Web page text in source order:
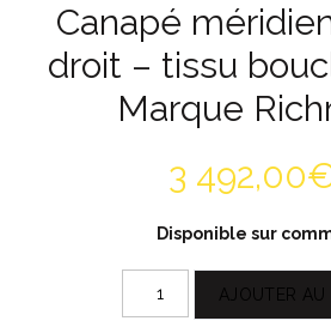
Canapé
droit – tissu
Marque
3 492,00
Disponible sur
AJOUTER AU